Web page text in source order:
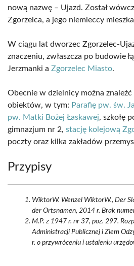
nową nazwę – Ujazd. Został
Zgorzelca, a jego niemieccy
W ciągu lat dworzec Zgorzelec-
znaczeniu, zwłaszcza po budowie
Jerzmanki a Zgorzelec Miasto.
Obecnie w dzielnicy można
obiektów, w tym: Parafię pw. św.
pw. Matki Bożej Łaskawej, szkołę
gimnazjum nr 2, stację kolejową
poczty oraz kilka zakładów
Przypisy
WiktorW. Wenzel WiktorW., Der
der Ortsnamen, 2014 r. Brak
M.P. z 1947 r. nr 37, poz. 297.
Administracji Publicznej i Ziem
r. o przywróceniu i ustaleniu